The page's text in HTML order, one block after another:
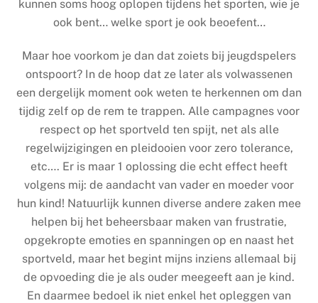
kunnen soms hoog oplopen tijdens het sporten, wie je
ook bent… welke sport je ook beoefent…
Maar hoe voorkom je dan dat zoiets bij jeugdspelers
ontspoort? In de hoop dat ze later als volwassenen
een dergelijk moment ook weten te herkennen om dan
tijdig zelf op de rem te trappen. Alle campagnes voor
respect op het sportveld ten spijt, net als alle
regelwijzigingen en pleidooien voor zero tolerance,
etc…. Er is maar 1 oplossing die echt effect heeft
volgens mij: de aandacht van vader en moeder voor
hun kind! Natuurlijk kunnen diverse andere zaken mee
helpen bij het beheersbaar maken van frustratie,
opgekropte emoties en spanningen op en naast het
sportveld, maar het begint mijns inziens allemaal bij
de opvoeding die je als ouder meegeeft aan je kind.
En daarmee bedoel ik niet enkel het opleggen van